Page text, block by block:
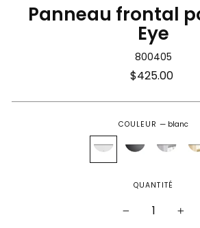
Panneau frontal
Eye
800405
Prix
$425.00
COULEUR— blanc
QUANTITÉ